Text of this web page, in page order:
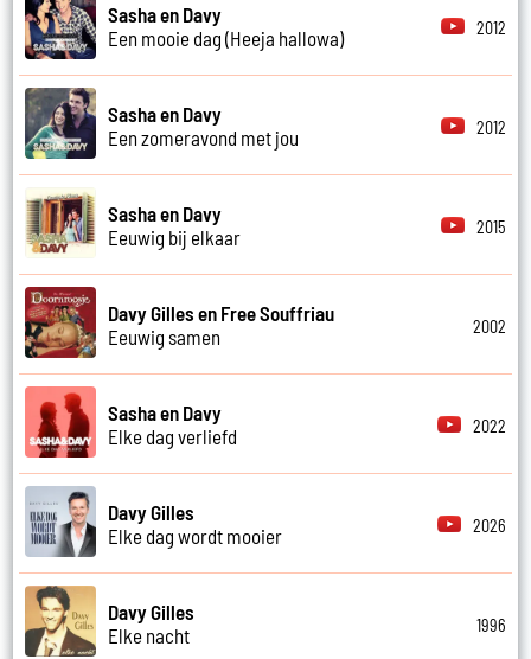
Sasha en Davy
Een mooie dag (Heeja hallowa)
2012
Sasha en Davy
Een zomeravond met jou
2012
Sasha en Davy
Eeuwig bij elkaar
2015
Davy Gilles en Free Souffriau
Eeuwig samen
2002
Sasha en Davy
Elke dag verliefd
2022
Davy Gilles
Elke dag wordt mooier
2026
Davy Gilles
Elke nacht
1996